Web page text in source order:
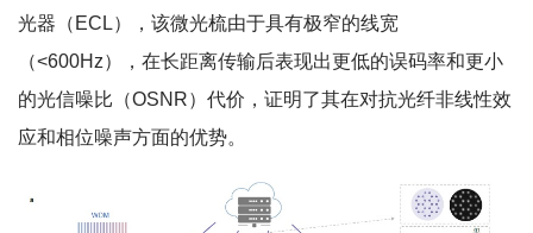
光器（ECL），该微光梳由于具有极窄的线宽
（<600Hz），在长距离传输后表现出更低的误码率和更小
的光信噪比（OSNR）代价，证明了其在对抗光纤非线性效
应和相位噪声方面的优势。